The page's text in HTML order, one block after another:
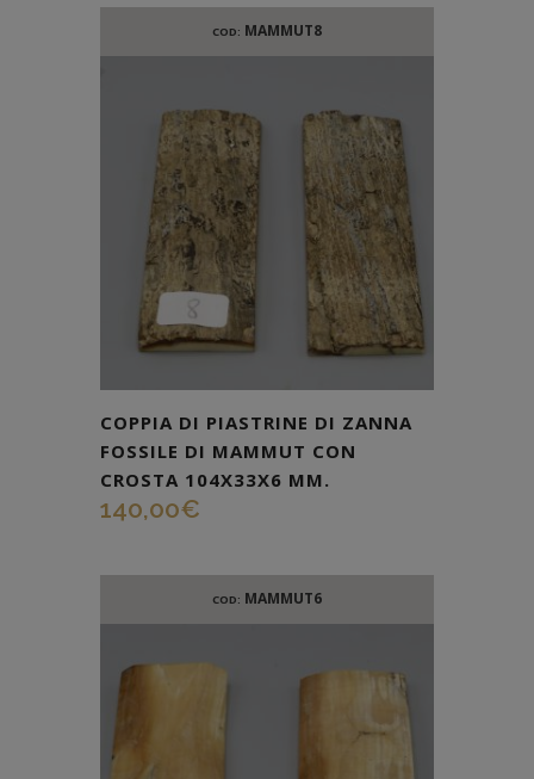
COD: MAMMUT8
COPPIA DI PIASTRINE DI ZANNA
FOSSILE DI MAMMUT CON
CROSTA 104X33X6 MM.
140,00€
COD: MAMMUT6